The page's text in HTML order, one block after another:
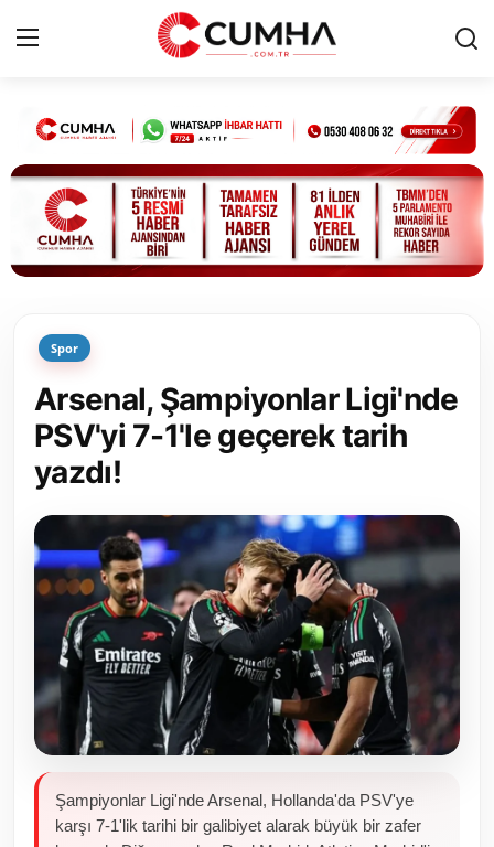
Kurumsal
Cumhurbaşkanlığı
Bakanlıklar
Siyasi Partiler
Yerel Yönetimler
Mülki İdare
Toplum ve Yaşam
Sivil Toplum Kuruluşları
Kamu Kurumları ve Üst Kurullar
Resmi Reklamlar
Spor
Arsenal, Şampiyonlar Ligi'nde
PSV'yi 7-1'le geçerek tarih
yazdı!
Şampiyonlar Ligi'nde Arsenal, Hollanda'da PSV'ye
karşı 7-1'lik tarihi bir galibiyet alarak büyük bir zafer